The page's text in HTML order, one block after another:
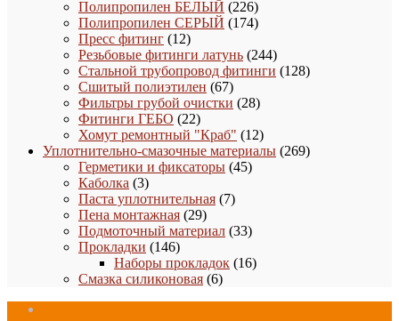
товара
Полипропилен БЕЛЫЙ 226226
товаров
Полипропилен СЕРЫЙ 174174
Пресс фитинг 1212
товаров
Резьбовые фитинги латунь 244244
товара
Стальной трубопровод фитинги 128128
Сшитый полиэтилен 6767
товаров
Фильтры грубой очистки 2828
Фитинги ГЕБО 2222
товара
Хомут ремонтный "Краб" 1212
товаров
Уплотнительно-смазочные материалы 269269
Герметики и фиксаторы 4545
Каболка 33
товара
Паста уплотнительная 77
Пена монтажная 2929
товаров
Подмоточный материал 3333
Прокладки 146146
товаров
Наборы прокладок 1616
Смазка силиконовая 66